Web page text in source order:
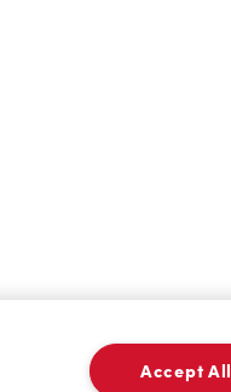
Assaisonnement
Accept All